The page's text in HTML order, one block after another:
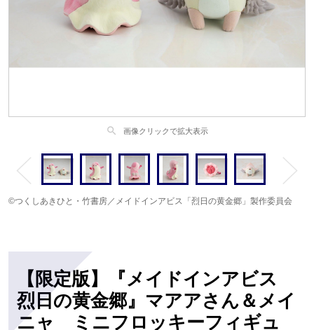
search 画像クリックで拡大表示
©つくしあきひと・竹書房／メイドインアビス「烈日の黄金郷」製作委員会
【限定版】『メイドインアビス
烈日の黄金郷』マアアさん＆メイ
ニャ ミニフロッキーフィギュ